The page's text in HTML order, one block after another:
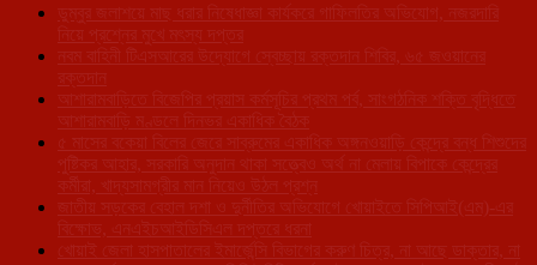
ডুম্বুর জলাশয়ে মাছ ধরার নিষেধাজ্ঞা কার্যকরে গাফিলতির অভিযোগ, নজরদারি
নিয়ে প্রশ্নের মুখে মৎস্য দপ্তর
নবম বাহিনী টিএসআরের উদ্যোগে স্বেচ্ছায় রক্তদান শিবির, ৬৫ জওয়ানের
রক্তদান
আশারামবাড়িতে বিজেপির প্রয়াস কর্মসূচির প্রথম পর্ব, সাংগঠনিক শক্তি বৃদ্ধিতে
আশারামবাড়ি মণ্ডলে দিনভর একাধিক বৈঠক
৫ মাসের বকেয়া বিলের জেরে সাব্রুমের একাধিক অঙ্গনওয়াড়ি কেন্দ্রে বন্ধ শিশুদের
পুষ্টিকর আহার, সরকারি অনুদান থাকা সত্ত্বেও অর্থ না মেলায় বিপাকে কেন্দ্রের
কর্মীরা, খাদ্যসামগ্রীর মান নিয়েও উঠল প্রশ্ন
জাতীয় সড়কের বেহাল দশা ও দুর্নীতির অভিযোগে খোয়াইতে সিপিআই(এম)-এর
বিক্ষোভ, এনএইচআইডিসিএল দপ্তরে ধরনা
খোয়াই জেলা হাসপাতালের ইমার্জেন্সি বিভাগের করুণ চিত্র, না আছে ডাক্তার, না